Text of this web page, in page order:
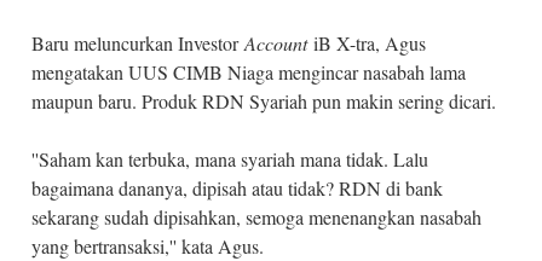
Baru meluncurkan InvestorAccountiB X-tra, Agus
mengatakan UUS CIMB Niaga mengincar nasabah lama
maupun baru. Produk RDN Syariah pun makin sering dicari.
''Saham kan terbuka, mana syariah mana tidak. Lalu
bagaimana dananya, dipisah atau tidak? RDN di bank
sekarang sudah dipisahkan, semoga menenangkan nasabah
yang bertransaksi,'' kata Agus.